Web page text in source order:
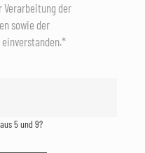
der
sowie der
5 und 9?